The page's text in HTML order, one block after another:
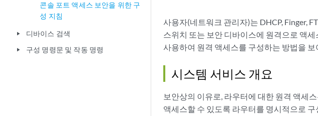
콘솔 포트 액세스 보안을 위한 구
성 지침
play_arrow 디바이스 검색
play_arrow 구성 명령문 및 작동 명령
사용자(네트워크 관리자)는 DHCP, Finger,
스위치 또는 보안 디바이스에 원격으로 액세
사용하여 원격 액세스를 구성하는 방법을 보
시스템 서비스 개요
보안상의 이유로, 라우터에 대한 원격 액세
액세스할 수 있도록 라우터를 명시적으로 구